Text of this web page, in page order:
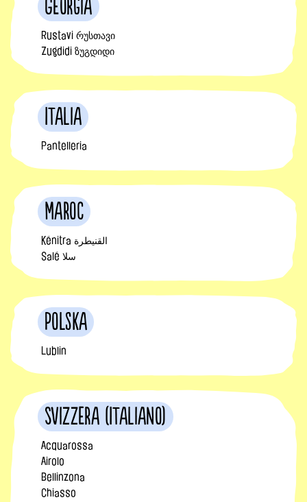
Georgia
Rustavi რუსთავი
Zugdidi ზუგდიდი
Italia
Pantelleria
Maroc
Kénitra القنيطرة
Salé سلا
Polska
Lublin
Svizzera (Italiano)
Acquarossa
Airolo
Bellinzona
Chiasso